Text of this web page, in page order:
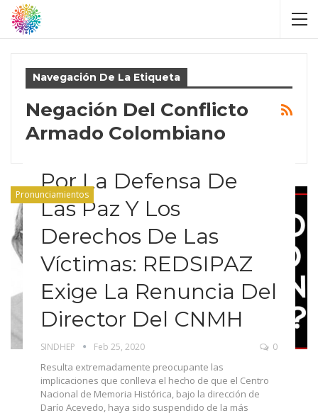
Navegación De La Etiqueta
Negación Del Conflicto
Armado Colombiano
Pronunciamientos
Por La Defensa De
Las Paz Y Los
Derechos De Las
Víctimas: REDSIPAZ
Exige La Renuncia Del
Director Del CNMH
SINDHEP Feb 25, 2020 0
Resulta extremadamente preocupante las
implicaciones que conlleva el hecho de que el Centro
Nacional de Memoria Histórica, bajo la dirección de
Darío Acevedo, haya sido suspendido de la más